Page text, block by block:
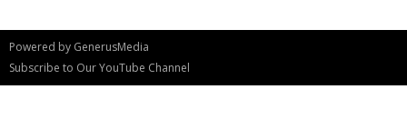
Powered by GenerusMedia
Subscribe to Our YouTube Channel